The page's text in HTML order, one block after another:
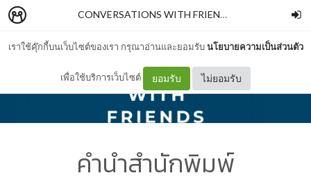
เราใช้คุ๊กกี้บนเว็บไซต์ของเรา กรุณาอ่านและยอมรับนโยบายความเป็นส่วนตัว
เพื่อใช้บริการเว็บไซต์ ยอมรับ ไม่ยอมรับ
CONVERSATIONS WITH FRIENDS แค่เพื่อนคุย
คำนำสำนักพิมพ์